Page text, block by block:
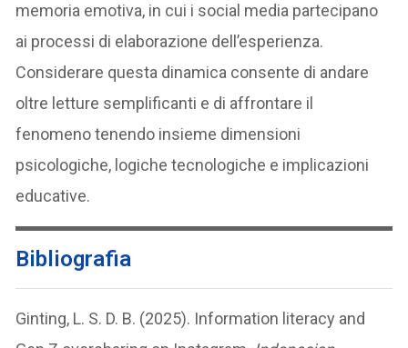
memoria emotiva, in cui i social media partecipano
ai processi di elaborazione dell’esperienza.
Considerare questa dinamica consente di andare
oltre letture semplificanti e di affrontare il
fenomeno tenendo insieme dimensioni
psicologiche, logiche tecnologiche e implicazioni
educative.
Bibliografia
Ginting, L. S. D. B. (2025). Information literacy and